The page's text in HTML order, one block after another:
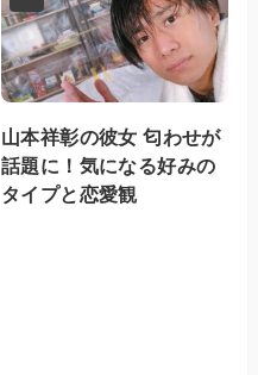
山本祥彰の彼女 匂わせが
話題に！気になる好みの
タイプと恋愛観